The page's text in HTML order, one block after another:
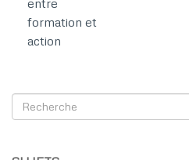
formation et
action
SEARCH
Recherche